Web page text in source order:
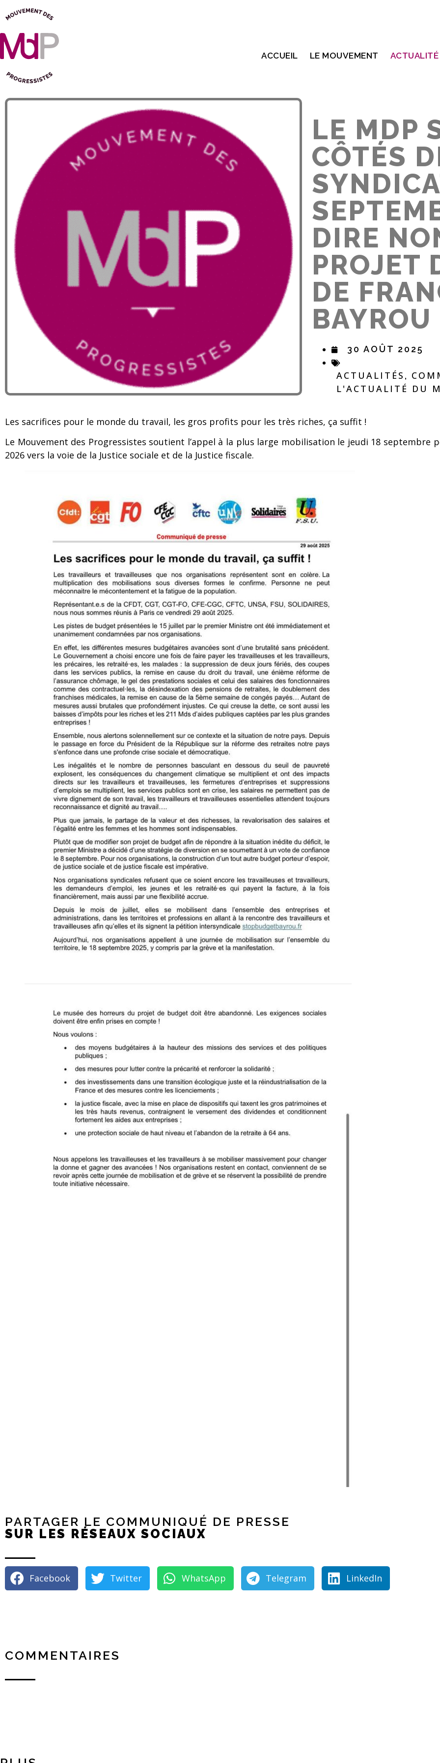
ACCUEIL LE MOUVEMENT ACTUALITÉ
LE MDP
CÔTÉS
DIRE
PROJET
DE
BAYROU
30 AOÛT 2025
ACTUALITÉS ,
L'ACTUALITÉ DU
Les sacrifices pour le monde du travail, les gros profits pour les très riches, ça suffit !
Le Mouvement des Progressistes soutient l’appel à la plus large mobilisation le jeudi 18
2026 vers la voie de la Justice sociale et de la Justice fiscale.
PARTAGER LE COMMUNIQUÉ DE PRESSE
SUR LES RÉSEAUX SOCIAUX
Facebook Twitter WhatsApp Telegram LinkedIn
COMMENTAIRES